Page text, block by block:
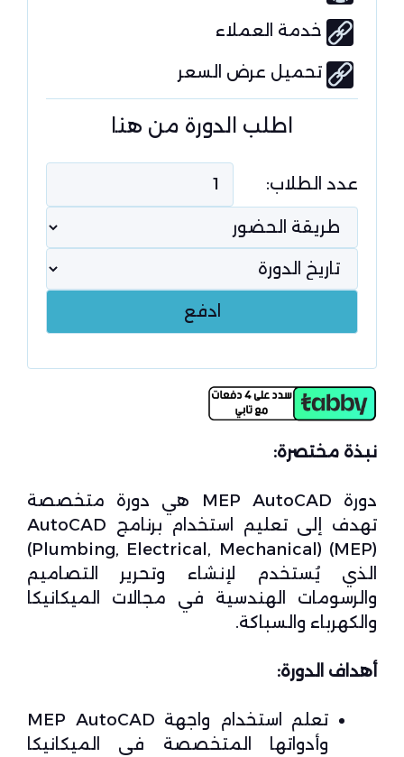
خدمة العملاء
تحميل عرض السعر
اطلب الدورة من هنا
عدد الطلاب:
نبذة مختصرة:
دورة MEP AutoCAD هي دورة متخصصة
تهدف إلى تعليم استخدام برنامج AutoCAD
(Plumbing, Electrical, Mechanical) (MEP)
الذي يُستخدم لإنشاء وتحرير التصاميم
والرسومات الهندسية في مجالات الميكانيكا
والكهرباء والسباكة.
أهداف الدورة:
تعلم استخدام واجهة MEP AutoCAD
وأدواتها المتخصصة في الميكانيكا